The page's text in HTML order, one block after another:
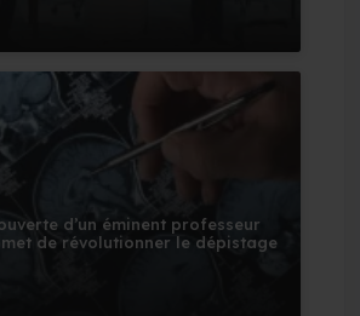
d’un éminent professeur
de révolutionner le dépistage